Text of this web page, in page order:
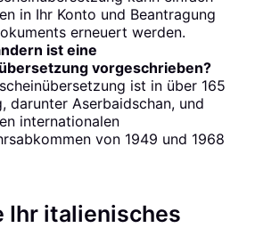
in Ihr Konto und Beantragung
erneuert werden.
ist eine
vorgeschrieben?
ist in über 165
darunter Aserbaidschan, und
internationalen
von 1949 und 1968
Ihr italienisches